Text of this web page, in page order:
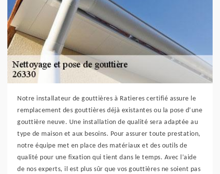
Notre installateur de gouttières à Ratieres certifié assure le
remplacement des gouttières déjà existantes ou la pose d’une
gouttière neuve. Une installation de qualité sera adaptée au
type de maison et aux besoins. Pour assurer toute prestation,
notre équipe met en place des matériaux et des outils de
qualité pour une fixation qui tient dans le temps. Avec l’aide
de nos experts, il est plus sûr que vos gouttières ne soient pas